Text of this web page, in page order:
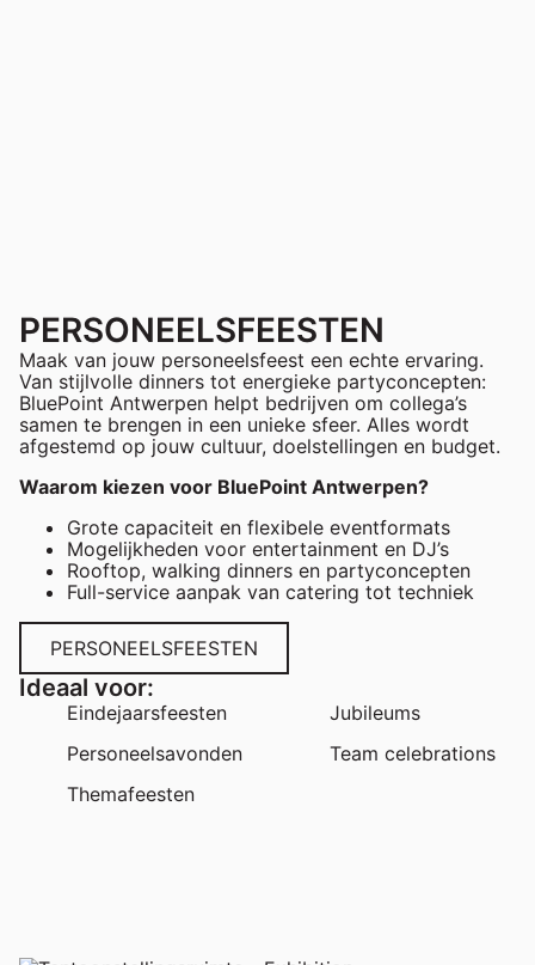
PERSONEELSFEESTEN
Maak van jouw personeelsfeest een echte ervaring.
Van stijlvolle dinners tot energieke partyconcepten:
BluePoint Antwerpen helpt bedrijven om collega’s
samen te brengen in een unieke sfeer. Alles wordt
afgestemd op jouw cultuur, doelstellingen en budget.
Waarom kiezen voor BluePoint Antwerpen?
Grote capaciteit en flexibele eventformats
Mogelijkheden voor entertainment en DJ’s
Rooftop, walking dinners en partyconcepten
Full-service aanpak van catering tot techniek
PERSONEELSFEESTEN
Ideaal voor:
Eindejaarsfeesten
Personeelsavonden
Themafeesten
Jubileums
Team celebrations